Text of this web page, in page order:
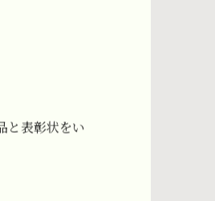
と表彰状をい